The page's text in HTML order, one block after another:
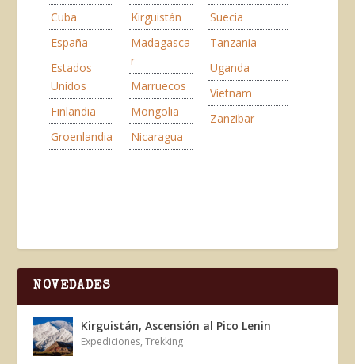
Cuba
España
Estados
Unidos
Finlandia
Groenlandia
Kirguistán
Madagasca
r
Marruecos
Mongolia
Nicaragua
Suecia
Tanzania
Uganda
Vietnam
Zanzibar
NOVEDADES
Kirguistán, Ascensión al Pico Lenin
Expediciones,Trekking